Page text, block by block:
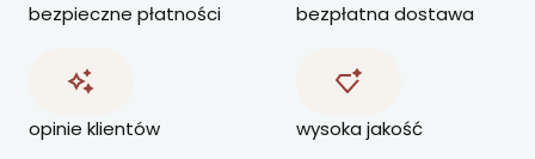
bezpieczne płatności bezpłatna dostawa
opinie klientów wysoka jakość